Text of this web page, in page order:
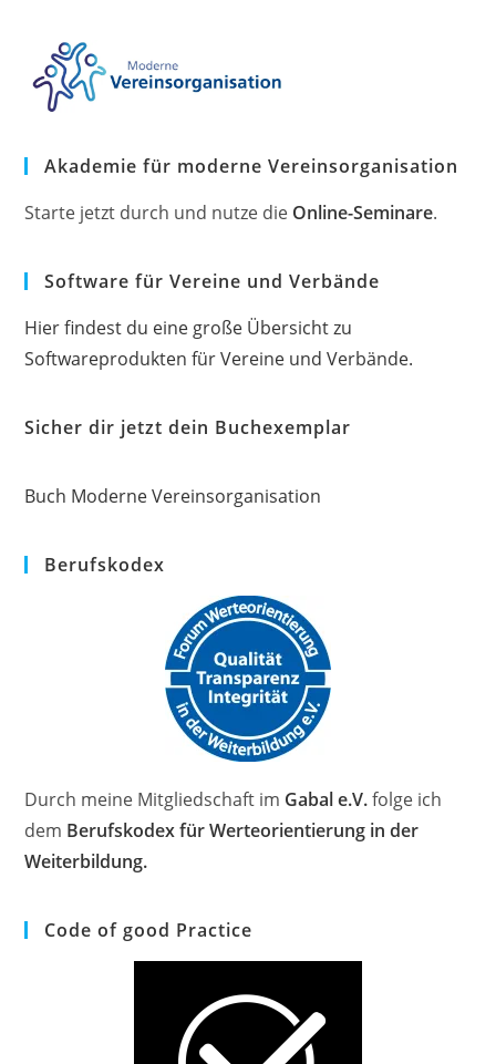
Akademie für moderne Vereinsorganisation
Starte jetzt durch und nutze die Online-Seminare.
Software für Vereine und Verbände
Hier findest du eine große Übersicht zu
Softwareprodukten für Vereine und Verbände.
Sicher dir jetzt dein Buchexemplar
Buch Moderne Vereinsorganisation
Berufskodex
Durch meine Mitgliedschaft im Gabal e.V.folge ich
dem Berufskodex für Werteorientierung in der
Weiterbildung.
Code of good Practice